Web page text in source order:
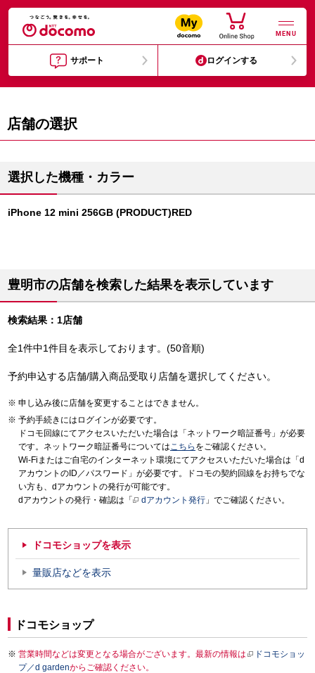
MENU
サポート ログインする
店舗の選択
選択した機種・カラー
iPhone 12 mini 256GB (PRODUCT)RED
豊明市の店舗を検索した結果を表示しています
検索結果：1店舗
全1件中1件目を表示しております。(50音順)
予約申込する店舗/購入商品受取り店舗を選択してください。
申し込み後に店舗を変更することはできません。
予約手続きにはログインが必要です。
ドコモ回線にてアクセスいただいた場合は「ネットワーク暗証番号」が必要
です。ネットワーク暗証番号についてはこちら をご確認ください。
Wi-Fiまたはご自宅のインターネット環境にてアクセスいただいた場合は「d
アカウントのID／パスワード」が必要です。ドコモの契約回線をお持ちでな
い方も、dアカウントの発行が可能です。
dアカウントの発行・確認は「
dアカウント発行 」でご確認ください。
ドコモショップを表示
量販店などを表示
ドコモショップ
営業時間などは変更となる場合がございます。最新の情報は
ドコモショッ
プ／d gardenからご確認ください。